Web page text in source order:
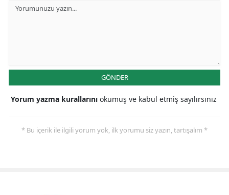
GÖNDER
Yorum yazma kurallarını okumuş ve kabul etmiş sayılırsınız
* Bu içerik ile ilgili yorum yok, ilk yorumu siz yazın, tartışalım *